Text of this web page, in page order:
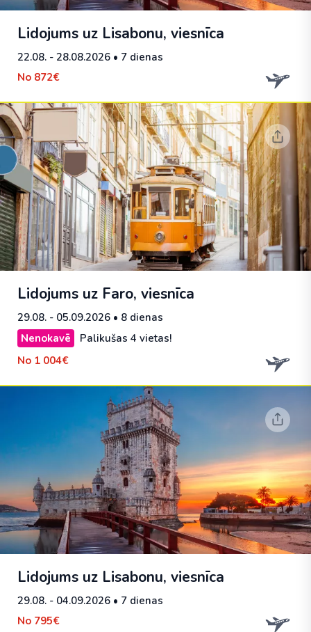
Lidojums uz Lisabonu, viesnīca
22.08. - 28.08.2026 • 7 dienas
No 872€
Lidojums uz Faro, viesnīca
29.08. - 05.09.2026 • 8 dienas
Nenokavē
Palikušas 4 vietas!
No 1 004€
Lidojums uz Lisabonu, viesnīca
29.08. - 04.09.2026 • 7 dienas
No 795€